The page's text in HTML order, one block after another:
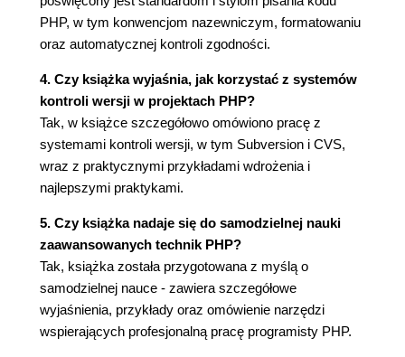
Zend Studio dla Eclipse (129)
Wsparcie (131)
Refaktoring (131)
Testowanie za pomocą PHPUnit (131)
Obsługa programu phpDocumentor (132)
Integracja ze szkieletem Zend Framework
Integracja z serwerem Zend (133)
Podsumowanie (133)
Rozdział 4. Zarządzanie kodem źródłowym i
wersjami (135)
Typowe przypadki użycia (135)
Krótka historia kontroli kodu źródłowego (136)
CVS (139)
PHP, w tym konwencjom nazewniczym, formatowaniu
oraz automatycznej kontroli zgodności.
4. Czy książka wyjaśnia, jak korzystać z systemów
kontroli wersji w projektach PHP?
Tak, w książce szczegółowo omówiono pracę z
systemami kontroli wersji, w tym Subversion i CVS,
wraz z praktycznymi przykładami wdrożenia i
najlepszymi praktykami.
5. Czy książka nadaje się do samodzielnej nauki
zaawansowanych technik PHP?
Tak, książka została przygotowana z myślą o
samodzielnej nauce - zawiera szczegółowe
wyjaśnienia, przykłady oraz omówienie narzędzi
wspierających profesjonalną pracę programisty PHP.